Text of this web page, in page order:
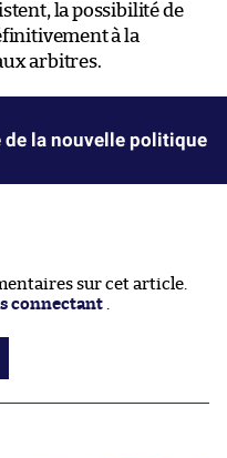
la possibilité de
à la
arbitres.
de la nouvelle politique
sur cet article.
connectant .